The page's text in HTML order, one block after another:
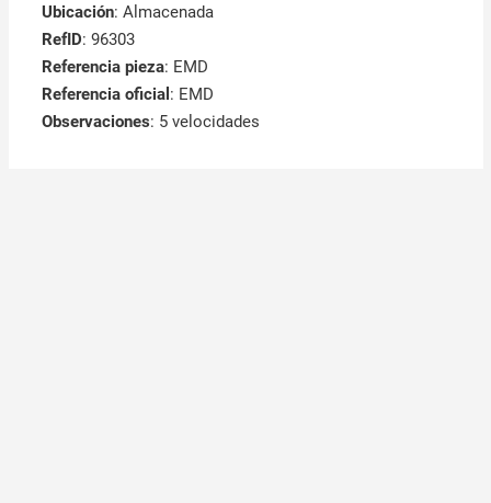
Ubicación: Almacenada
RefID: 96303
Referencia pieza: EMD
Referencia oficial : EMD
Observaciones: 5 velocidades